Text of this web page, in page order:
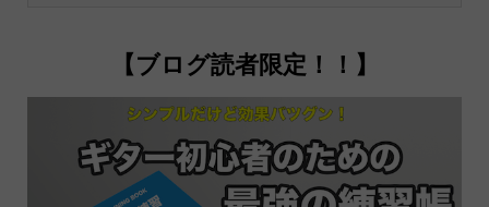
【ブログ読者限定！！】